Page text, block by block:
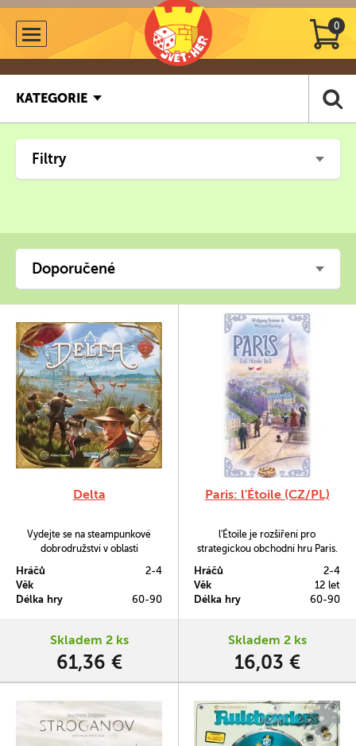
0
KATEGORIE
Filtry
Doporučené
Delta
Vydejte se na steampunkové
dobrodružství v oblasti
a zachraňte lidstvo ve strategické
Hráčů
2-4
Věk
Délka hry
60-90
Skladem 2 ks
61,36 €
Paris: l'Étoile (CZ/PL)
l'Étoile je rozšíření pro
strategickou obchodní hru Paris.
Hráčů
2-4
Věk
12 let
Délka hry
60-90
Skladem 2 ks
16,03 €